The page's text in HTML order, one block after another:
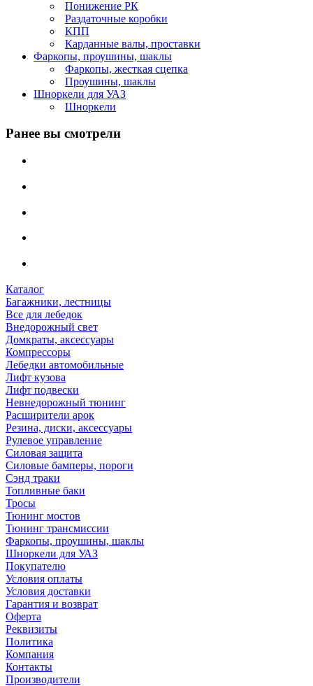
Понижение РК
Раздаточные коробки
КПП
Карданные валы, проставки
Фаркопы, проушины, шаклы
Фаркопы, жесткая сцепка
Проушины, шаклы
Шноркели для УАЗ
Шноркели
Ранее вы смотрели
Каталог
Багажники, лестницы
Все для лебедок
Внедорожный свет
Домкраты, аксессуары
Компрессоры
Лебедки автомобильные
Лифт кузова
Лифт подвески
Невнедорожный тюнинг
Расширители арок
Резина, диски, аксессуары
Рулевое управление
Силовая защита
Силовые бамперы, пороги
Сэнд траки
Топливные баки
Тросы
Тюнинг мостов
Тюнинг трансмиссии
Фаркопы, проушины, шаклы
Шноркели для УАЗ
Покупателю
Условия оплаты
Условия доставки
Гарантия и возврат
Оферта
Реквизиты
Политика
Компания
Контакты
Производители